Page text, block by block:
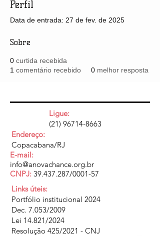
Perfil
Data de entrada: 27 de fev. de 2025
Sobre
0 curtida recebida
1 comentário recebido 0 melhor resposta
Ligue:
(21) 96714-8663
Endereço:
Copacabana/RJ
E-mail:
info@anovachance.org.br
CNPJ: 39.437.287/0001-57
Links úteis:
Portfólio institucional 2024
Dec. 7.053/2009
Lei 14.821/2024
Resolução 425/2021 - CNJ